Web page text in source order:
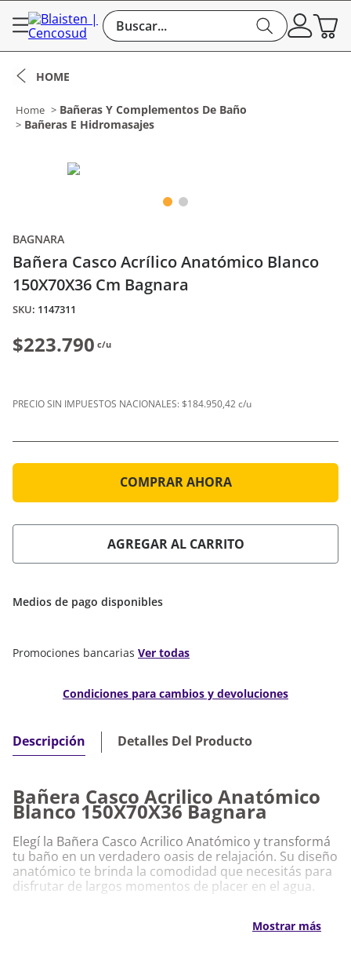
Buscar...
Bañeras Y Complementos De Baño
Bañeras E Hidromasajes
BAGNARA
Bañera Casco Acrílico Anatómico Blanco
150X70X36 Cm Bagnara
: 1147311
$223.790 c/u
PRECIO SIN IMPUESTOS NACIONALES:$184.950,42 c/u
COMPRAR AHORA
AGREGAR AL CARRITO
Medios de pago disponibles
Promociones bancarias Ver todas
Condiciones para cambios y devoluciones
Descripción Detalles Del Producto
Bañera Casco Acrilico Anatómico
Blanco 150X70X36 Bagnara
Elegí la Bañera Casco Acrilico Anatómico y transformá
tu baño en un verdadero oasis de relajación. Su diseño
anatómico te brinda la comodidad que necesitás para
disfrutar de largos momentos de placer en el agua.
Acrilico Anatómico Blanco 150X70X36
Mostrar más